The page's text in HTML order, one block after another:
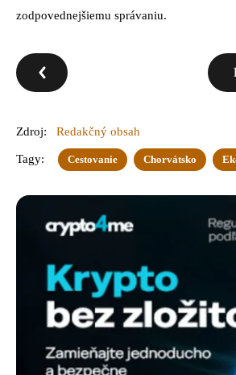
zodpovednejšiemu správaniu.
Zdroj: Redakčný obsah
Tagy: Cestovanie Chorvátsko